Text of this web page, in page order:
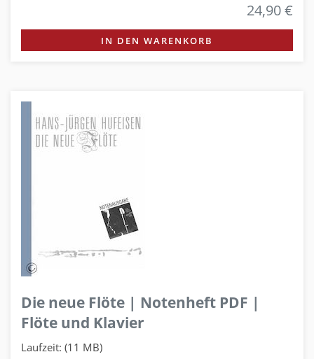
24,90 €
IN DEN WARENKORB
Die neue Flöte | Notenheft PDF |
Flöte und Klavier
Laufzeit: (11 MB)